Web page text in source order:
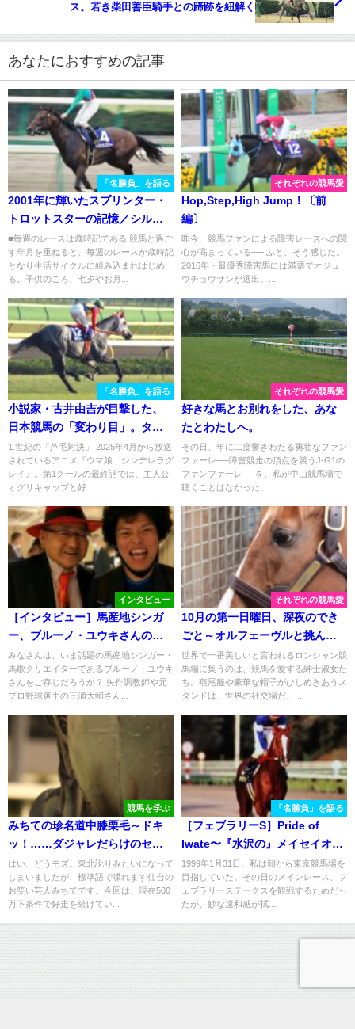
ス。若き柴田善臣騎手との蹄跡を紐解く
あなたにおすすめの記事
「名勝負」を語る
2001年に輝いたスプリンター・
トロットスターの記憶／シルク
ロードステークス
■毎週のレースは歳時記である 競馬と過ご
す年月を重ねると、毎週のレースが歳時記
となり生活サイクルに組み込まれはじめ
る。子供のころ、七夕やお月...
それぞれの競馬愛
Hop,Step,High Jump！〔前
編〕
昨今、競馬ファンによる障害レースへの関
心が高まっている── ふと、そう感じた。
2016年・最優秀障害馬には満票でオジュ
ウチョウサンが選出。...
「名勝負」を語る
小説家・古井由吉が目撃した、
日本競馬の「変わり目」。タマ
モクロスとオグリキャップが激
突した1988年の天皇賞(秋)
1.世紀の「芦毛対決」 2025年4月から放送
されているアニメ『ウマ娘 シンデレラグ
レイ』。第1クールの最終話では、主人公
オグリキャップと好...
それぞれの競馬愛
好きな馬とお別れをした、あな
たとわたしへ。
その日、年に二度響きわたる勇壮なファン
ファーレ──障害競走の頂点を競うJ-G1の
ファンファーレ──を、私が中山競馬場で
聴くことはなかった。 ...
インタビュー
［インタビュー］馬産地シンガ
ー、ブルーノ・ユウキさんの原
点とは。
みなさんは、いま話題の馬産地シンガー・
馬歌クリエイターであるブルーノ・ユウキ
さんをご存じだろうか？ 矢作調教師や元
プロ野球選手の三浦大輔さん...
それぞれの競馬愛
10月の第一日曜日、深夜のでき
ごと～オルフェーヴルと挑んだ
凱旋門賞～
世界で一番美しいと言われるロンシャン競
馬場に集うのは、競馬を愛する紳士淑女た
ち。燕尾服や豪華な帽子がひしめきあうス
タンドは、世界の社交場だ。...
競馬を学ぶ
みちての珍名道中膝栗毛～ドキ
ッ！……ダジャレだらけのセー
ジ馬の巻～
はい、どうモズ。東北訛りみたいになって
しまいましたが、標準語で喋れます仙台の
お笑い芸人みちてです。今回は、現在500
万下条件で好走を続けてい...
「名勝負」を語る
［フェブラリーS］Pride of
Iwate〜『水沢の』メイセイオペ
ラが『日本の』メイセイオペラ
になった日〜
1999年1月31日。私は朝から東京競馬場を
目指していた。その日のメインレース、フ
ェブラリーステークスを観戦するためだっ
たが、妙な違和感が拭...